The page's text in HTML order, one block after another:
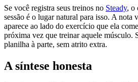
Se você registra seus treinos no Steady, o
sessão é o lugar natural para isso. A nota
aparece ao lado do exercício que ela
próxima vez que treinar aquele músculo.
planilha à parte, sem atrito extra.
A síntese honesta